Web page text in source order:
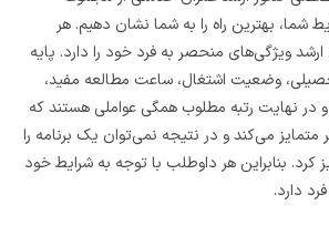
شما، بهترین راه را به شما نشان دهیم. هر
ویژگی‌های منحصر به فرد خود را دارد. پایه
وضعیت اشتغال، ساعت مطالعه مفید،
نهایت رتبه مطلوب همگی عواملی هستند که
متمایز می‌کند و در نتیجه نمی‌توان یک برنامه را
کرد. بنابراین هر داوطلب با توجه به شرایط خود
دارد.